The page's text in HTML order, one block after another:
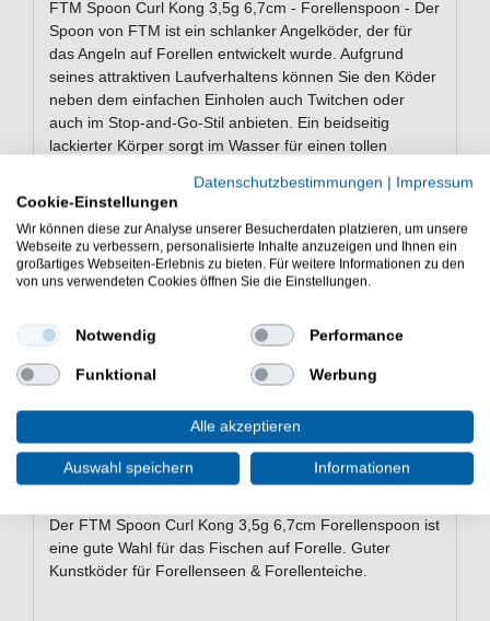
FTM Spoon Curl Kong 3,5g 6,7cm - Forellenspoon - Der
Spoon von FTM ist ein schlanker Angelköder, der für
das Angeln auf Forellen entwickelt wurde. Aufgrund
seines attraktiven Laufverhaltens können Sie den Köder
neben dem einfachen Einholen auch Twitchen oder
auch im Stop-and-Go-Stil anbieten. Ein beidseitig
lackierter Körper sorgt im Wasser für einen tollen
gute Wahl bei der aktiven Angelei auf Forellen in
Forellenseen und Forellenteichen.
Eigenschaften der FTM Spoon Curl
Kong Forellenspoons
Spoon zum Angeln auf Forelle
Länge: 6,7cm
attraktives Laufverhalten
kann vielfältig geführt werden
beidseitig lackiert
Lieferumfang: 1 Spoon in gewählter Farbe
Der FTM Spoon Curl Kong 3,5g 6,7cm Forellenspoon ist
eine gute Wahl für das Fischen auf Forelle. Guter
Kunstköder für Forellenseen & Forellenteiche.
Datenschutzbestimmungen | Impressum
Cookie-Einstellungen
Wir können diese zur Analyse unserer Besucherdaten platzieren, um unsere
Webseite zu verbessern, personalisierte Inhalte anzuzeigen und Ihnen ein
großartiges Webseiten-Erlebnis zu bieten. Für weitere Informationen zu den
von uns verwendeten Cookies öffnen Sie die Einstellungen.
Notwendig Performance
Funktional Werbung
Alle akzeptieren
Auswahl speichern Informationen